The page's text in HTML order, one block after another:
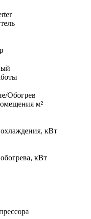
Обогрев
м²
кВт
кВт